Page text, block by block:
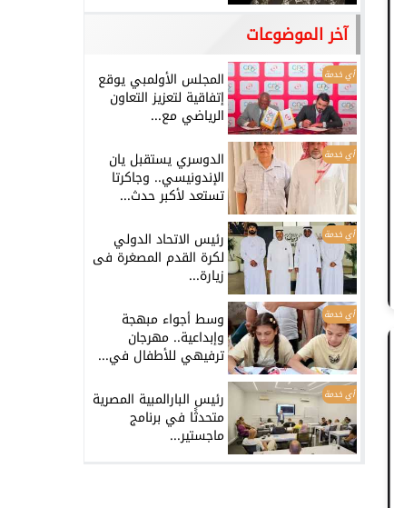
آخر الموضوعات
أي خدمة المجلس الأولمبي يوقع
إتفاقية لتعزيز التعاون
الرياضي مع...
أي خدمة الدوسري يستقبل يان
الإندونيسي.. وجاكرتا
تستعد لأكبر حدث...
أي خدمة رئيس الاتحاد الدولي
لكرة القدم المصغرة فى
زيارة...
أي خدمة وسط أجواء مبهجة
وإبداعية.. مهرجان
ترفيهي للأطفال في...
أي خدمة رئيس البارالمبية المصرية
متحدثًا في برنامج
ماجستير...